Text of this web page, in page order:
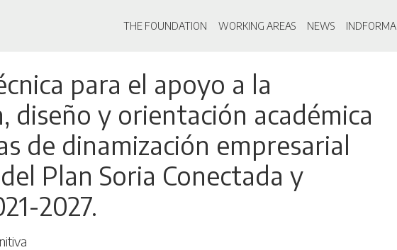
to
content
Main navigation
THE FOUNDATION WORKING AREAS NEWS INDFORMA
para el apoyo a la
diseño y orientación académica
de dinamización empresarial
Plan Soria Conectada y
2027.